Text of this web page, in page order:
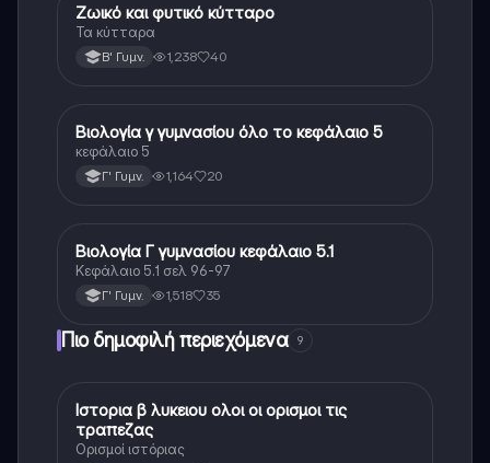
Βιολογία
Ζωικό και φυτικό κύτταρο
Τα κύτταρα
Β' Γυμν. 1,238 40
Βιολογία
Βιολογία γ γυμνασίου όλο το κεφάλαιο 5
κεφάλαιο 5
Γ' Γυμν. 1,164 20
Βιολογία
Βιολογία Γ γυμνασίου κεφάλαιο 5.1
Κεφάλαιο 5.1 σελ 96-97
Γ' Γυμν. 1,518 35
Πιο δημοφιλή περιεχόμενα 9
Ιστορία
Ιστορια β λυκειου ολοι οι ορισμοι τις
τραπεζας
Ορισμοί ιστόριας